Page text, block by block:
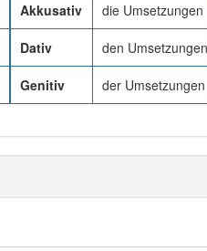
Akkusativ die Umsetzungen
Dativ den Umsetzungen
Genitiv der Umsetzungen